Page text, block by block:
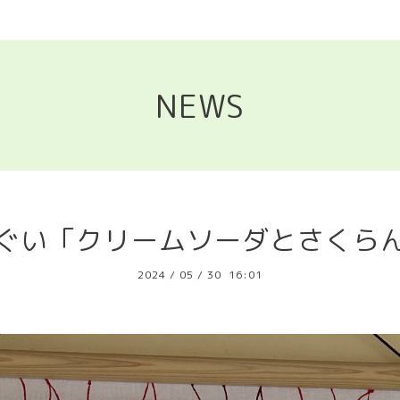
NEWS
い「クリームソーダとさくら
2024 / 05 / 30 16:01